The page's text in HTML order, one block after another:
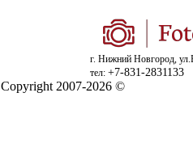
г. Нижний Новгород,
тел: +7-831-2831133
Copyright 2007-2026 ©